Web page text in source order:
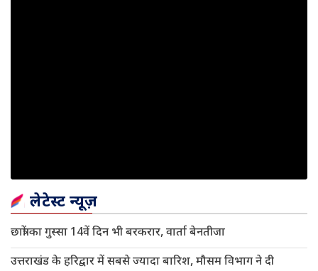
लेटेस्ट न्यूज़
छात्रों का गुस्सा 14वें दिन भी बरकरार, वार्ता बेनतीजा
उत्तराखंड के हरिद्वार में सबसे ज्यादा बारिश, मौसम विभाग ने दी